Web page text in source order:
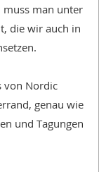
muss man unter
die wir auch in
von Nordic
genau wie
und Tagungen